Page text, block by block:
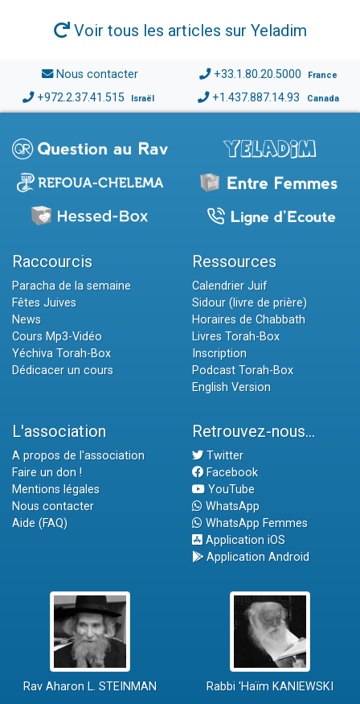
Voir tous les articles sur Yeladim
Nous contacter +33.1.80.20.5000 France
+972.2.37.41.515 Israël +1.437.887.14.93 Canada
Raccourcis
Paracha de la semaine
Fêtes Juives
News
Cours Mp3-Vidéo
Yéchiva Torah-Box
Dédicacer un cours
Ressources
Calendrier Juif
Sidour (livre de prière)
Horaires de Chabbath
Livres Torah-Box
Inscription
Podcast Torah-Box
English Version
L'association
A propos de l'association
Faire un don !
Mentions légales
Nous contacter
Aide (FAQ)
Retrouvez-nous...
Twitter
Facebook
YouTube
WhatsApp
WhatsApp Femmes
Application iOS
Application Android
Rav Aharon L. STEINMAN Rabbi 'Haïm KANIEWSKI